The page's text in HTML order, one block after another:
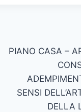
PIANO CASA –
SENSI
DELLA